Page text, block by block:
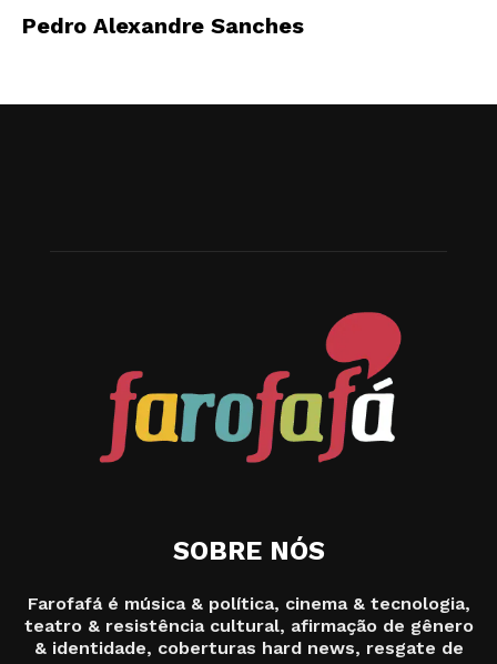
Pedro Alexandre Sanches
SOBRE NÓS
Farofafá é música & política, cinema & tecnologia,
teatro & resistência cultural, afirmação de gênero
& identidade, coberturas hard news, resgate de